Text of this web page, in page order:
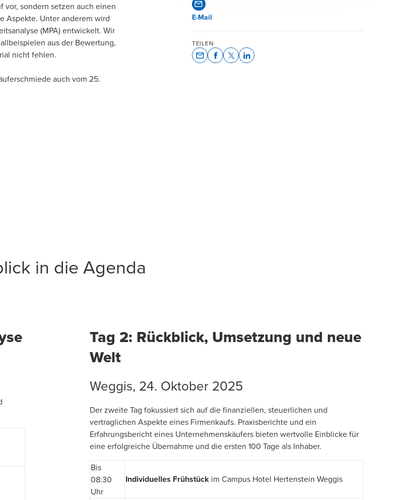
vor, sondern setzen auch einen
Aspekte. Unter anderem wird
(MPA) entwickelt. Wir
aus der Bewertung,
nicht fehlen.
auch vom 25.
E-Mail
TEILEN
in die Agenda
Tag 2: Rückblick, Umsetzung und neue
Welt
Weggis, 24. Oktober 2025
Der zweite Tag fokussiert sich auf die finanziellen, steuerlichen und
vertraglichen Aspekte eines Firmenkaufs. Praxisberichte und ein
Erfahrungsbericht eines Unternehmenskäufers bieten wertvolle Einblicke für
eine erfolgreiche Übernahme und die ersten 100 Tage als Inhaber.
Bis
08:30
Uhr
Individuelles Frühstück im Campus Hotel Hertenstein Weggis